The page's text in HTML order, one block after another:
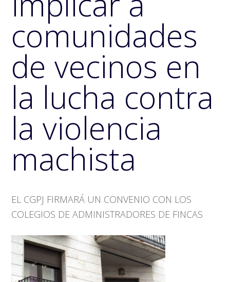
comunidades
de vecinos en
la lucha contra
la violencia
machista
EL CGPJ FIRMARÁ UN CONVENIO CON LOS
COLEGIOS DE ADMINISTRADORES DE FINCAS